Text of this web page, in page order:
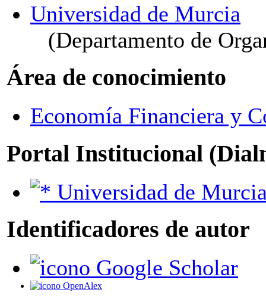
Universidad de Murcia
(Departamento de
Área de conocimiento
Economía Financiera y
Portal Institucional
Universidad de
Identificadores de autor
Google Scholar
OpenAlex